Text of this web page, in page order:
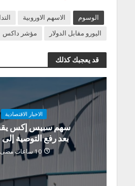
الوسوم الاسهم الاوروبية
اليورو مقابل الدولار
مؤشر داكس
قد يعجبك كذلك
الاخبار الاقتصادية
بعد رفع التوصية
10 ساعات مضى